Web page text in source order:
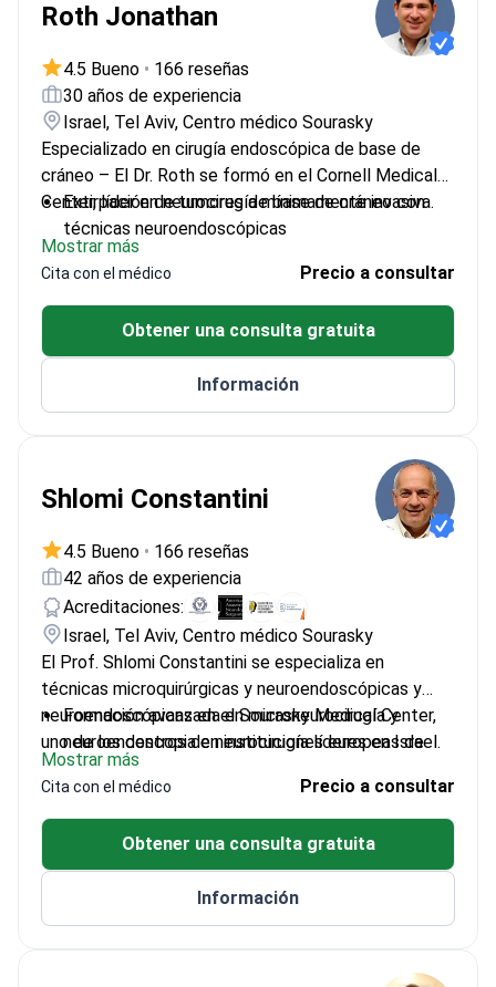
Roth Jonathan
4.5 Bueno • 166 reseñas
30 años de experiencia
Israel, Tel Aviv, Centro médico Sourasky
Especializado en cirugía endoscópica de base de
cráneo – El Dr. Roth se formó en el Cornell Medical
Center, líder en neurocirugía mínimamente invasiva.
Extirpación de tumores de base de cráneo con
técnicas neuroendoscópicas
Formación dual en neurocirugía de adultos y
pediátrica
Miembro de la Federación Internacional de
Neuroendoscopia
Investigador publicado que avanza en métodos
Mostrar más
Cita con el médico Precio a consultar
Obtener una consulta gratuita
Información
Shlomi Constantini
4.5 Bueno • 166 reseñas
42 años de experiencia
Acreditaciones:
Israel, Tel Aviv, Centro médico Sourasky
El Prof. Shlomi Constantini se especializa en
técnicas microquirúrgicas y neuroendoscópicas y
neuroendoscópicas en el Sourasky Medical Center,
uno de los centros de neurocirugía líderes en Israel.
Formación avanzada en microneurocirugía y
neuroendoscopia en instituciones europeas de
primer nivel
Trata regularmente tumores complejos de la base
del cráneo tanto en adultos como en niños
Galardonado con el premio Mahaly Best Clinical
Research Award de la AANS
Miembro de la Federación Internacional de
Neuroendoscopia y otras sociedades prestigiosas
Mostrar más
Cita con el médico Precio a consultar
Obtener una consulta gratuita
Información